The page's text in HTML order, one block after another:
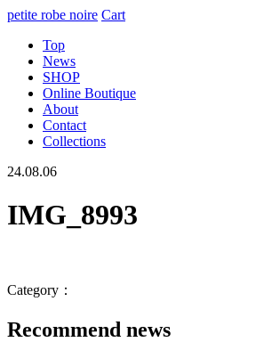
petite robe noire Cart
Top
News
SHOP
Online Boutique
About
Contact
Collections
24.08.06
IMG_8993
Category：
Recommend news